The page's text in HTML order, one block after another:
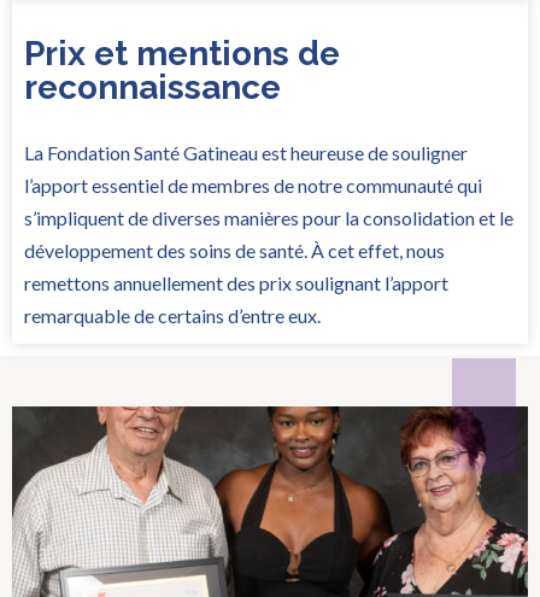
Prix et mentions de
reconnaissance
La Fondation Santé Gatineau est heureuse de souligner
l’apport essentiel de membres de notre communauté qui
s’impliquent de diverses manières pour la consolidation et le
développement des soins de santé. À cet effet, nous
remettons annuellement des prix soulignant l’apport
remarquable de certains d’entre eux.